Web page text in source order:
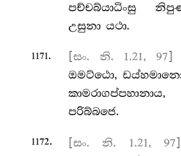
පච්චබ්යාධිංසු
උසුනා යථා.
1171. [සං. නි. 1.21, 97]
ඔමට්ඨො,
පරිබ්බජෙ.
1172. [සං. නි. 1.21, 97]